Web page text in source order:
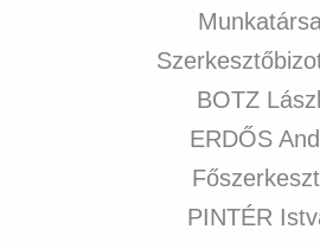
BOTZ
ERDŐS
PINTÉR